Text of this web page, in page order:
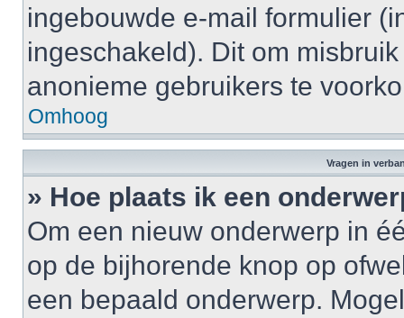
ingebouwde e-mail formulier
ingeschakeld). Dit om
anonieme gebruikers te
Omhoog
Vragen in
» Hoe plaats ik een
Om een nieuw onderwerp in
op de bijhorende knop op
een bepaald onderwerp.